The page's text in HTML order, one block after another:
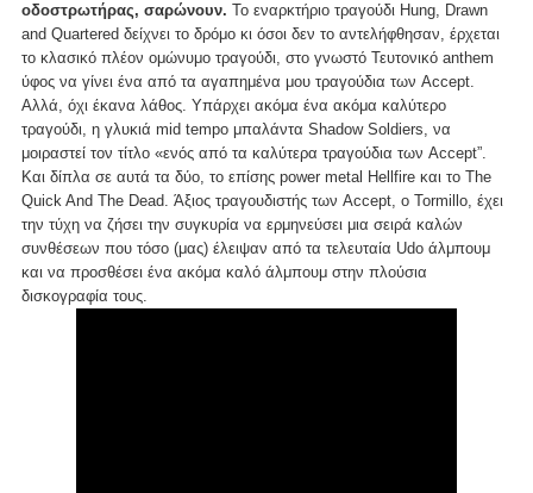
οδοστρωτήρας, σαρώνουν. Το εναρκτήριο τραγούδι Hung, Drawn
and Quartered δείχνει το δρόμο κι όσοι δεν το αντελήφθησαν, έρχεται
το κλασικό πλέον ομώνυμο τραγούδι, στο γνωστό Τευτονικό anthem
ύφος να γίνει ένα από τα αγαπημένα μου τραγούδια των Accept.
Αλλά, όχι έκανα λάθος. Υπάρχει ακόμα ένα ακόμα καλύτερο
τραγούδι, η γλυκιά mid tempo μπαλάντα Shadow Soldiers, να
μοιραστεί τον τίτλο «ενός από τα καλύτερα τραγούδια των Accept”.
Και δίπλα σε αυτά τα δύο, το επίσης power metal Hellfire και το The
Quick And The Dead. Άξιος τραγουδιστής των Accept, o Tormillo, έχει
την τύχη να ζήσει την συγκυρία να ερμηνεύσει μια σειρά καλών
συνθέσεων που τόσο (μας) έλειψαν από τα τελευταία Udo άλμπουμ
και να προσθέσει ένα ακόμα καλό άλμπουμ στην πλούσια
δισκογραφία τους.